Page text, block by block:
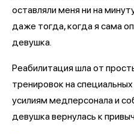
оставляли меня ни на
даже тогда, когда я сама
девушка.
Реабилитация шла от
тренировок на
усилиям медперсонала и
девушка вернулась к